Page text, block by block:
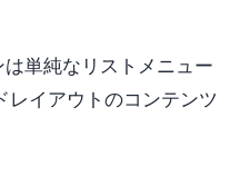
単純なリストメニュー
レイアウトのコンテンツ